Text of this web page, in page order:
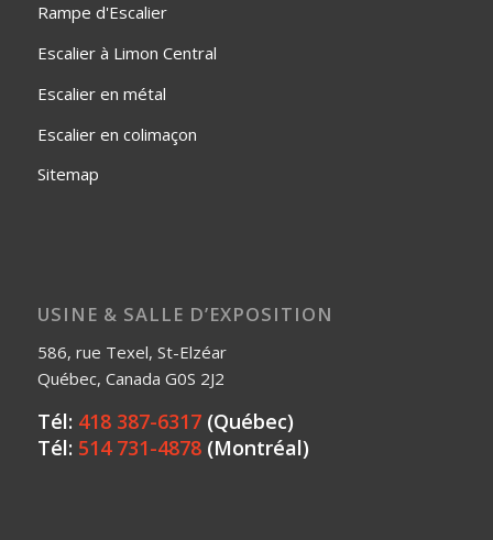
Rampe d'Escalier
Escalier à Limon Central
Escalier en métal
Escalier en colimaçon
Sitemap
USINE & SALLE D’EXPOSITION
586, rue Texel, St-Elzéar
Québec, Canada G0S 2J2
Tél: 418 387-6317(Québec)
Tél: 514 731-4878(Montréal)